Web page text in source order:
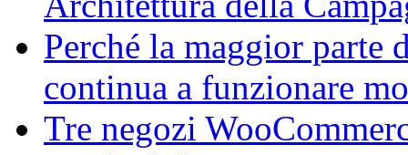
Perché la maggior parte
continua a funzionare
Tre negozi